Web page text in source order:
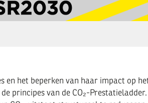
en het beperken van haar impact op
principes van de CO₂-Prestatieladder.